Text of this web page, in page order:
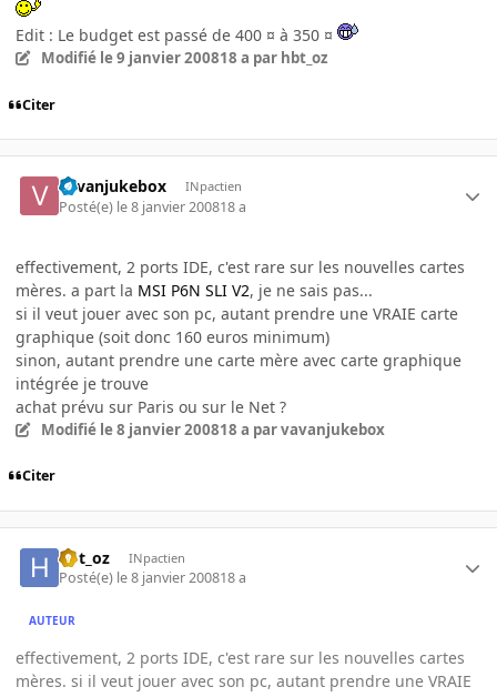
Edit : Le budget est passé de 400 ¤ à 350 ¤
Modifié le 9 janvier 200818 a par hbt_oz
Citer
vavanjukebox INpactien
Posté(e) le 8 janvier 200818 a
effectivement, 2 ports IDE, c'est rare sur les nouvelles cartes
mères. a part la MSI P6N SLI V2, je ne sais pas...
si il veut jouer avec son pc, autant prendre une VRAIE carte
graphique (soit donc 160 euros minimum)
sinon, autant prendre une carte mère avec carte graphique
intégrée je trouve
achat prévu sur Paris ou sur le Net ?
Modifié le 8 janvier 200818 a par vavanjukebox
Citer
hbt_oz INpactien
Posté(e) le 8 janvier 200818 a
AUTEUR
effectivement, 2 ports IDE, c'est rare sur les nouvelles cartes
mères. si il veut jouer avec son pc, autant prendre une VRAIE